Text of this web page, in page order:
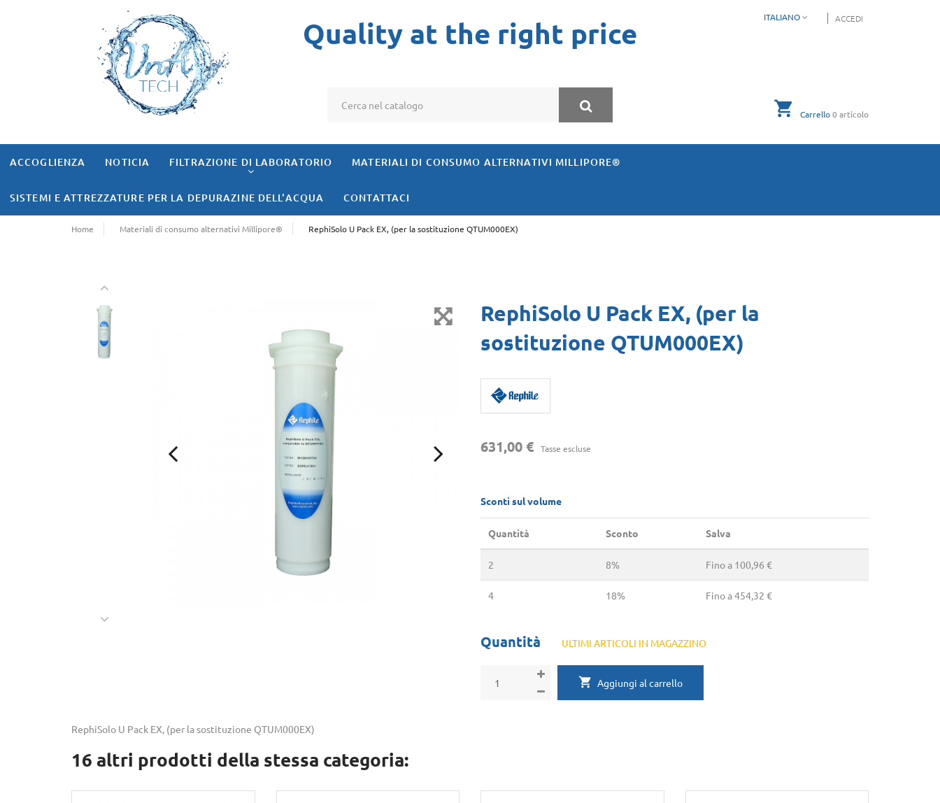
Quality at the right price ITALIANO ACCEDI
Carrello0 articolo
ACCOGLIENZA NOTICIA FILTRAZIONE DI LABORATORIO MATERIALI DI CONSUMO ALTERNATIVI MILLIPORE®
SISTEMI E ATTREZZATURE PER LA DEPURAZINE DELL'ACQUA CONTATTACI
Home Materiali di consumo alternativi Millipore® RephiSolo U Pack EX, (per la sostituzione QTUM000EX)
RephiSolo U Pack EX, (per la
sostituzione QTUM000EX)
631,00 € Tasse escluse
Sconti sul volume
Quantità Sconto Salva
2 8% Fino a 100,96 €
4 18% Fino a 454,32 €
Quantità ULTIMI ARTICOLI IN MAGAZZINO
Aggiungi al carrello
RephiSolo U Pack EX, (per la sostituzione QTUM000EX)
16 altri prodotti della stessa categoria: